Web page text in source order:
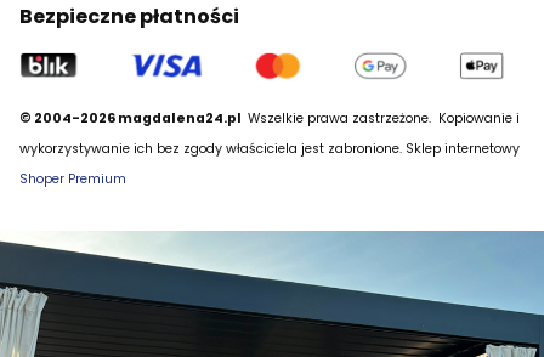
Bezpieczne płatności
© 2004-2026 magdalena24.pl Wszelkie prawa zastrzeżone. Kopiowanie i
wykorzystywanie ich bez zgody właściciela jest zabronione. Sklep internetowy
Shoper Premium